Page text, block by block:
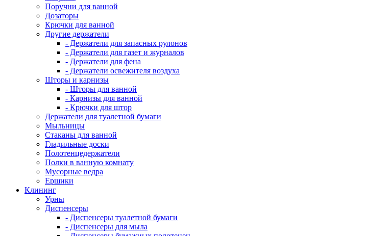
Поручни для ванной
Дозаторы
Крючки для ванной
Другие держатели
- Держатели для запасных рулонов
- Держатели для газет и журналов
- Держатели для фена
- Держатели освежителя воздуха
Шторы и карнизы
- Шторы для ванной
- Карнизы для ванной
- Крючки для штор
Держатели для туалетной бумаги
Мыльницы
Стаканы для ванной
Гладильные доски
Полотенцедержатели
Полки в ванную комнату
Мусорные ведра
Ершики
Клининг
Урны
Диспенсеры
- Диспенсеры туалетной бумаги
- Диспенсеры для мыла